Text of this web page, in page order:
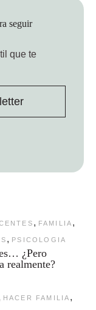
, FAMILIA ,
, PSICOLOGIA
¿Pero
realmente?
HACER FAMILIA ,
seguir
que te